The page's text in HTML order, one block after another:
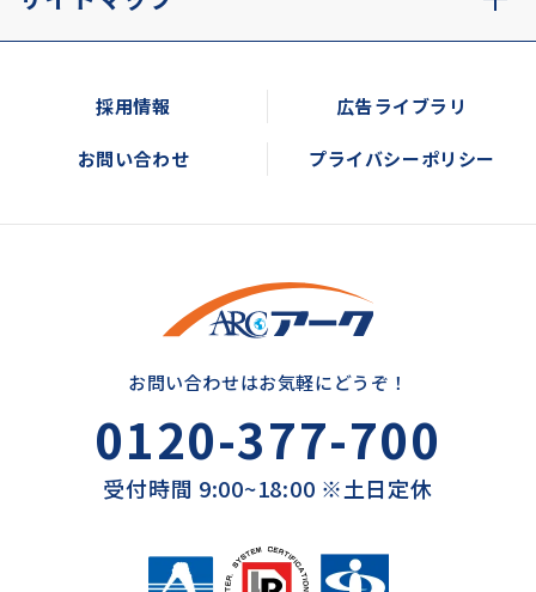
採用情報 広告ライブラリ
お問い合わせ プライバシーポリシー
お問い合わせはお気軽にどうぞ！
0120-377-700
受付時間 9:00~18:00 ※土日定休